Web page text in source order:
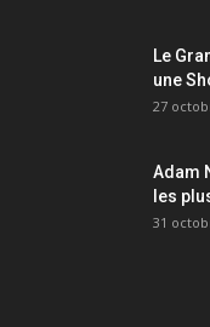
Le
une
27
Adam
les
31